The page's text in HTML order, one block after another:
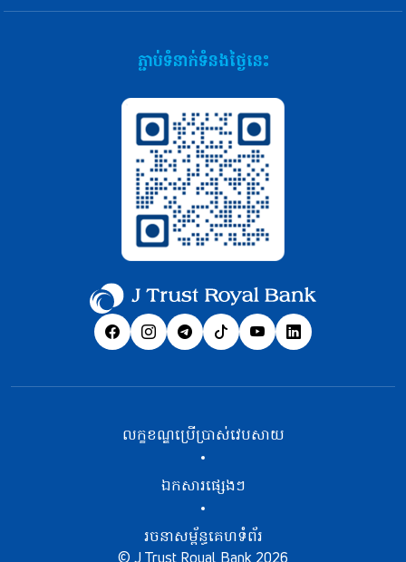
ភ្ជាប់ទំនាក់ទំនងថ្ងៃនេះ
លក្ខខណ្ឌប្រើប្រាស់វេបសាយ
ឯកសារផ្សេងៗ
រចនាសម្ព័ន្ធគេហទំព័រ
© J Trust Royal Bank 2026